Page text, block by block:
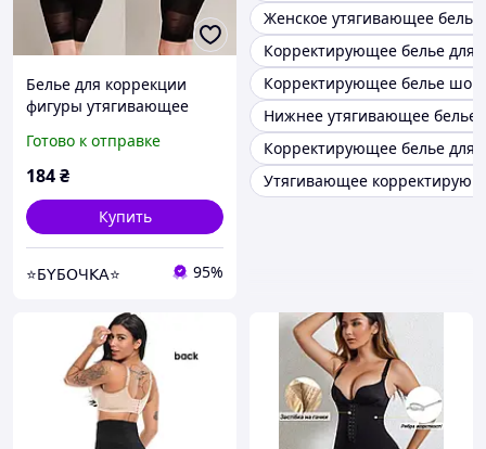
Белье для коррекции
фигуры утягивающее
Готово к отправке
184₴
Купить
⭐Б𝖸Б𝖮Ч𝖪𝖠⭐ 95%
Женское утягивающее белье
Корректирующее белье для
Корректирующее белье
Нижнее утягивающее белье
Корректирующее белье для
Утягивающее